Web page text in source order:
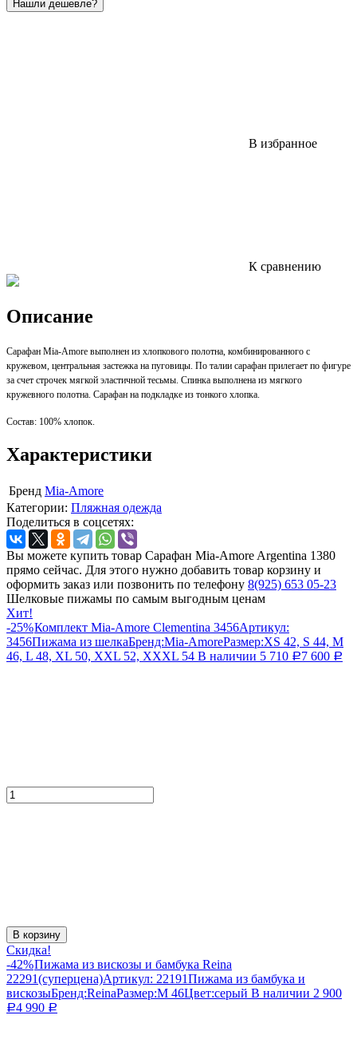
В избранное
К сравнению
Описание
Сарафан Mia-Amore выполнен из хлопкового полотна, комбинированного с
кружевом, центральная застежка на пуговицы. По талии сарафан прилегает по фигуре
за счет строчек мягкой эластичной тесьмы. Спинка выполнена из мягкого
кружевного полотна. Сарафан на подкладке из тонкого хлопка.
Состав: 100% хлопок.
Характеристики
Бренд Mia-Amore
Категории: Пляжная одежда
Поделиться в соцсетях:
Вы можете купить товар Сарафан Mia-Amore Argentina 1380
прямо сейчас. Для этого нужно добавить товар корзину и
оформить заказ или позвонить по телефону 8(925) 653 05-23
Шелковые пижамы по самым выгодным ценам
Хит!
-25%Комплект Mia-Amore Clementina 3456Артикул:
3456Пижама из шелкаБренд:Mia-AmoreРазмер:XS 42, S 44, M
46, L 48, XL 50, XXL 52, XXXL 54 В наличии 5 710 Р7 600 Р
В корзину
Скидка!
-42%Пижама из вискозы и бамбука Reina
22291(суперцена)Артикул: 22191Пижама из бамбука и
вискозыБренд:ReinaРазмер:M 46Цвет:серый В наличии 2 900
Р4 990 Р